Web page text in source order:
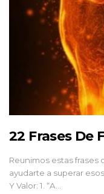
22 Frases De
Reunimos estas frases
ayudarte a superar
Y Valor: 1. “A…